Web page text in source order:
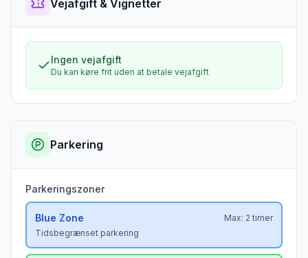
Vejafgift & Vignetter
Ingen vejafgift
Du kan køre frit uden at betale vejafgift
Parkering
Parkeringszoner
Blue Zone Max: 2 timer
Tidsbegrænset parkering